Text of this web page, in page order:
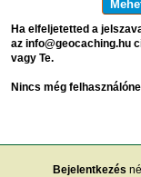
Ha elfeljetetted a
az info@geocaching.hu
vagy Te.
Nincs még
Bejelentkezés